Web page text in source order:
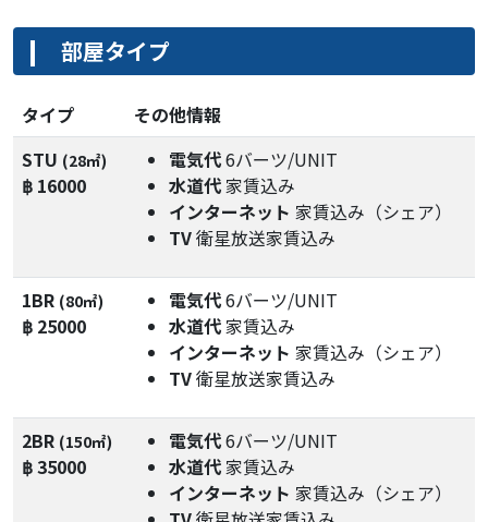
部屋タイプ
タイプ
その他情報
STU (28㎡)
฿ 16000
電気代6バーツ/UNIT
水道代家賃込み
インターネット 家賃込み（シェア）
TV衛星放送家賃込み
1BR (80㎡)
฿ 25000
電気代6バーツ/UNIT
水道代家賃込み
インターネット 家賃込み（シェア）
TV衛星放送家賃込み
2BR (150㎡)
฿ 35000
電気代6バーツ/UNIT
水道代家賃込み
インターネット 家賃込み（シェア）